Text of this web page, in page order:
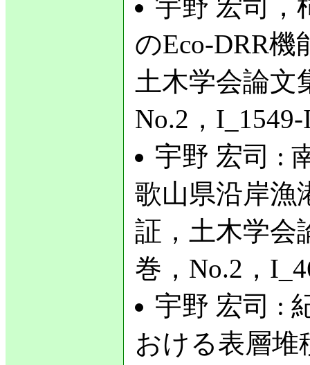
宇野 宏司，
のEco-DRR
土木学会論文
No.2，
宇野 宏司 :
歌山県沿岸漁
証，土木学会
巻，No.2，
宇野 宏司 :
おける表層堆